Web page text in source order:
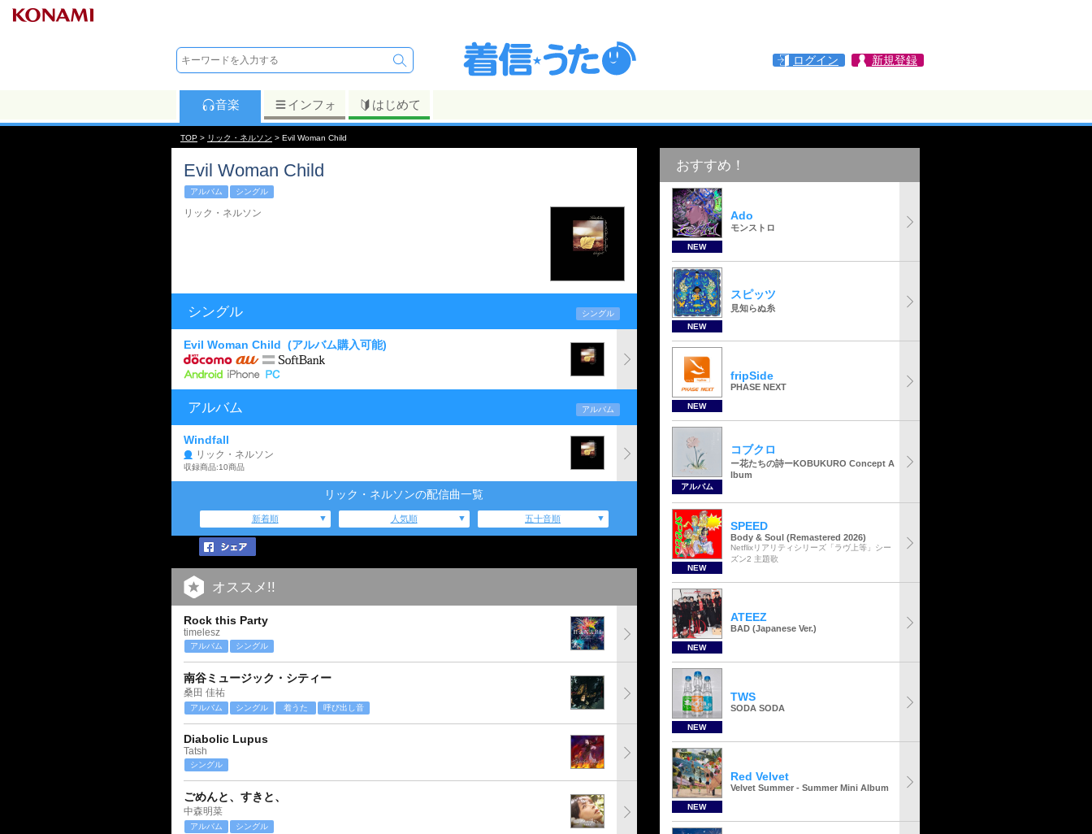
ログイン 新規登録
音楽 インフォ はじめて
TOP > リック・ネルソン > Evil Woman Child
Evil Woman Child
アルバム シングル
リック・ネルソン
シングル シングル
Evil Woman Child (アルバム購入可能)
アルバム アルバム
Windfall
リック・ネルソン
収録商品:10商品
リック・ネルソンの配信曲一覧
新着順 人気順 五十音順
オススメ!!
Rock this Party
timelesz
アルバム シングル
南谷ミュージック・シティー
桑田 佳祐
アルバム シングル 着うた 呼び出し音
Diabolic Lupus
Tatsh
シングル
ごめんと、すきと、
中森明菜
アルバム シングル
おすすめ！
NEW
Ado
モンストロ
NEW
スピッツ
見知らぬ糸
NEW
fripSide
PHASE NEXT
アルバム
コブクロ
ー花たちの詩ーKOBUKURO Concept A
lbum
NEW
SPEED
Body & Soul (Remastered 2026)
Netflixリアリティシリーズ「ラヴ上等」シー
ズン2 主題歌
NEW
ATEEZ
BAD (Japanese Ver.)
NEW
TWS
SODA SODA
NEW
Red Velvet
Velvet Summer - Summer Mini Album